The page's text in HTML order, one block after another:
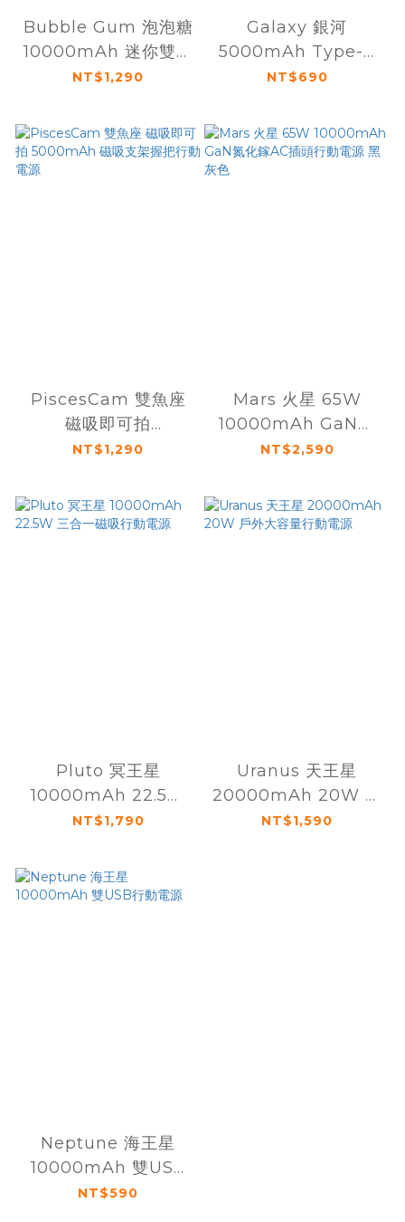
Bubble Gum 泡泡糖
10000mAh 迷你雙充
頭便攜行動電源
NT$1,290
Galaxy 銀河
5000mAh Type-C
質感時尚口袋行動電源
NT$690
PiscesCam 雙魚座
磁吸即可拍
5000mAh 磁吸支架
NT$1,290
Mars 火星 65W
10000mAh GaN氮
化鎵AC插頭行動電源
NT$2,590
Pluto 冥王星
10000mAh 22.5W
三合一磁吸行動電源
NT$1,790
Uranus 天王星
20000mAh 20W 戶
外大容量行動電源
NT$1,590
Neptune 海王星
10000mAh 雙USB
行動電源
NT$590